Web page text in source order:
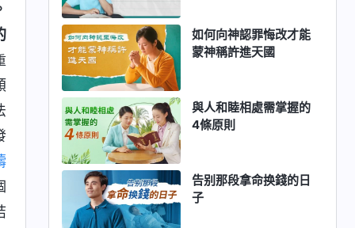
如何向神認罪悔改才能
蒙神稱許進天國
與人和睦相處需掌握的
4條原則
告别那段拿命换錢的日
子